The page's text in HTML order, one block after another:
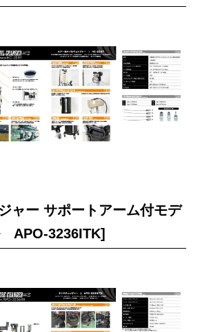
ャー サポートアーム付モデ
APO-3236ITK]